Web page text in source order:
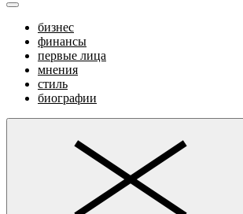
бизнес
финансы
первые лица
мнения
стиль
биографии